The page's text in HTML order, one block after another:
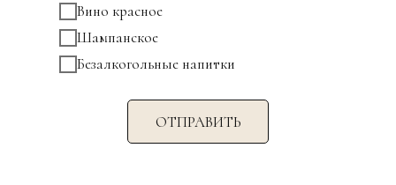
Вино красное
Шампанское
Безалкогольные напитки
ОТПРАВИТЬ